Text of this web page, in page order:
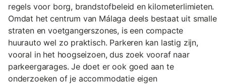
regels voor borg, brandstofbeleid en kilometerlimieten.
Omdat het centrum van Málaga deels bestaat uit smalle
straten en voetgangerszones, is een compacte
huurauto wel zo praktisch. Parkeren kan lastig zijn,
vooral in het hoogseizoen, dus zoek vooraf naar
parkeergarages. Je doet er ook goed aan te
onderzoeken of je accommodatie eigen